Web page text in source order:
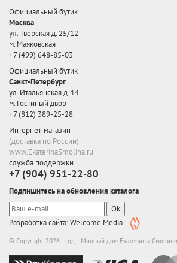
Официальный бутик
Москва
ул. Тверская д. 25/12
м. Маяковская
+7 (499) 648-85-03
Официальный бутик
Санкт-Петербург
ул. Итальянская д. 14
м. Гостиный двор
+7 (812) 389-25-28
Интернет-магазин
(доставка по России)
www.EkaterinaSmolina.ru
служба поддержки
+7 (904) 951-22-80
Подпишитесь на обновления каталога
Ok
Разработка сайта: Welcome Media
© Copyright 2026 год. Модный дом Екатерины